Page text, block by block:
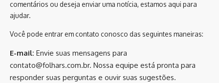
comentários ou deseja enviar uma notícia, estamos aqui para
ajudar.
Você pode entrar em contato conosco das seguintes maneiras:
E-mail: Envie suas mensagens para
contato@folhars.com.br. Nossa equipe está pronta para
responder suas perguntas e ouvir suas sugestões.